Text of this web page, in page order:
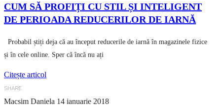
CUM SĂ PROFIȚI CU STIL ȘI INTELIGENT
DE PERIOADA REDUCERILOR DE IARNĂ
Probabil știți deja că au început reducerile de iarnă în magazinele fizice
și în cele online. Sper că încă nu ați
Citește articol
SHARE
Macsim Daniela 14 ianuarie 2018